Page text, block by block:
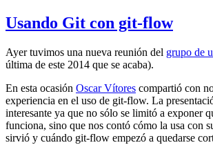
Usando Git con git-flow
Ayer tuvimos una nueva reunión del grupo de
última de este 2014 que se acaba).
En esta ocasión Oscar Vítores compartió con
experiencia en el uso de git-flow. La
interesante ya que no sólo se limitó a exponer
funciona, sino que nos contó cómo la usa con
sirvió y cuándo git-flow empezó a quedarse